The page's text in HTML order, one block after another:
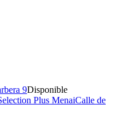
9Disponible
Plus MenaiCalle de